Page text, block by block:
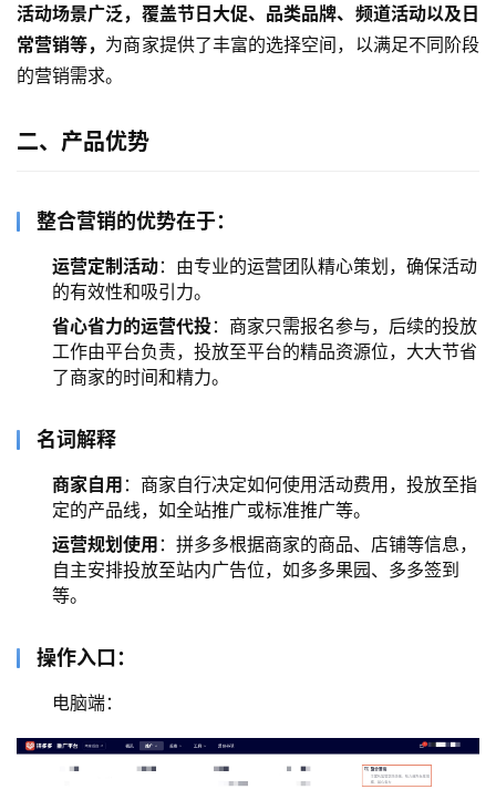
活动场景广泛，覆盖节日大促、品类品牌、频道活动以及日
常营销等， 为商家提供了丰富的选择空间，以满足不同阶段
的营销需求。
二、产品优势
整合营销的优势在于：
运营定制活动：由专业的运营团队精心策划，确保活动
的有效性和吸引力。
省心省力的运营代投：商家只需报名参与，后续的投放
工作由平台负责，投放至平台的精品资源位，大大节省
了商家的时间和精力。
名词解释
商家自用 ：商家自行决定如何使用活动费用，投放至指
定的产品线，如全站推广或标准推广等。
运营规划使用 ：拼多多根据商家的商品、店铺等信息，
自主安排投放至站内广告位，如多多果园、多多签到
等。
操作入口：
电脑端：